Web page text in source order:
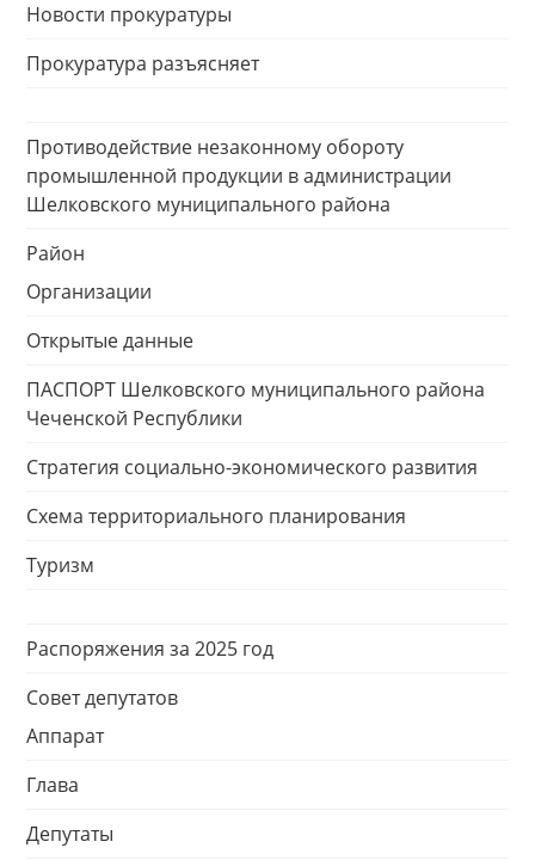
Новости прокуратуры
Прокуратура разъясняет
Противодействие незаконному обороту
промышленной продукции в администрации
Шелковского муниципального района
Район
Организации
Открытые данные
ПАСПОРТ Шелковского муниципального района
Чеченской Республики
Стратегия социально-экономического развития
Схема территориального планирования
Туризм
Распоряжения за 2025 год
Совет депутатов
Аппарат
Глава
Депутаты